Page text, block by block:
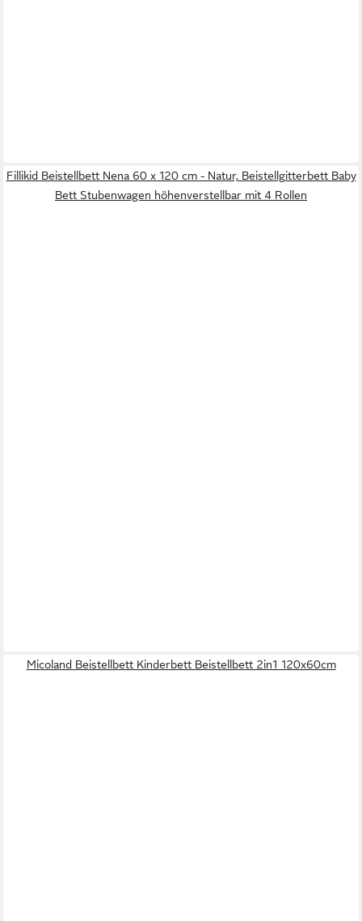
Fillikid Beistellbett Nena 60 x 120 cm - Natur, Beistellgitterbett Baby
Bett Stubenwagen höhenverstellbar mit 4 Rollen
Micoland Beistellbett Kinderbett Beistellbett 2in1 120x60cm